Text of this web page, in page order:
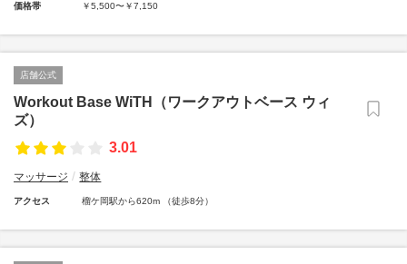
価格帯
￥5,500〜￥7,150
店舗公式
Workout Base WiTH（ワークアウトベース ウィ
ズ）
3.01
マッサージ 整体
アクセス 榴ケ岡駅から620m （徒歩8分）